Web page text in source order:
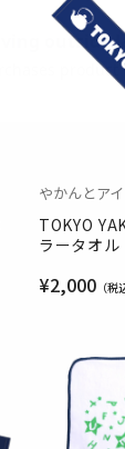
やかんとア
TOKYO
ラータオル
¥2,000